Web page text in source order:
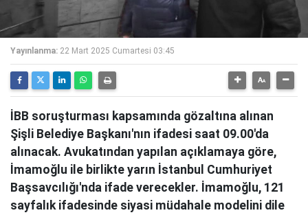
Yayınlanma: 22 Mart 2025 Cumartesi 03:45
İBB soruşturması kapsamında gözaltına alınan
Şişli Belediye Başkanı'nın ifadesi saat 09.00'da
alınacak. Avukatından yapılan açıklamaya göre,
İmamoğlu ile birlikte yarın İstanbul Cumhuriyet
Başsavcılığı'nda ifade verecekler. İmamoğlu, 121
sayfalık ifadesinde siyasi müdahale modelini dile